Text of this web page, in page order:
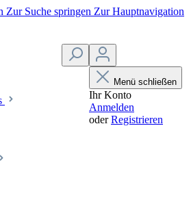
Zur Suche springen Zur Hauptnavigation
Menü schließen
Ihr Konto
Anmelden
oderRegistrieren